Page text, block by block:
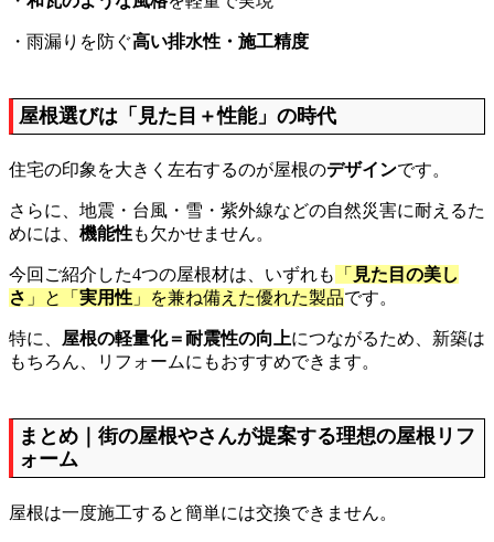
・雨漏りを防ぐ高い排水性・施工精度
屋根選びは「見た目＋性能」の時代
住宅の印象を大きく左右するのが屋根のデザインです。
さらに、地震・台風・雪・紫外線などの自然災害に耐えるた
めには、 機能性も欠かせません。
今回ご紹介した4つの屋根材は、いずれも 「 見た目の美し
さ 」と「 実用性 」を兼ね備えた優れた製品です。
特に、 屋根の軽量化＝耐震性の向上につながるため、新築は
もちろん、リフォームにもおすすめできます。
まとめ｜街の屋根やさんが提案する理想の屋根リフ
ォーム
屋根は一度施工すると簡単には交換できません。